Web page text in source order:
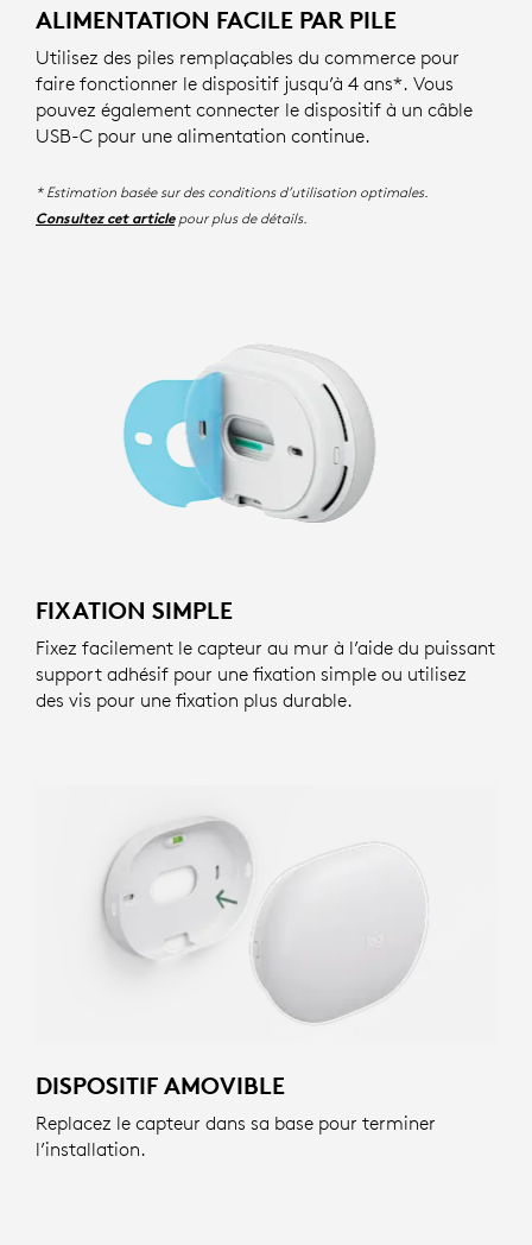
ALIMENTATION FACILE PAR PILE
Utilisez des piles remplaçables du commerce pour
faire fonctionner le dispositif jusqu’à 4 ans*. Vous
pouvez également connecter le dispositif à un câble
USB-C pour une alimentation continue.
* Estimation basée sur des conditions d’utilisation optimales.
Consultez cet articlepour plus de détails.
FIXATION SIMPLE
Fixez facilement le capteur au mur à l’aide du puissant
support adhésif pour une fixation simple ou utilisez
des vis pour une fixation plus durable.
DISPOSITIF AMOVIBLE
Replacez le capteur dans sa base pour terminer
l’installation.